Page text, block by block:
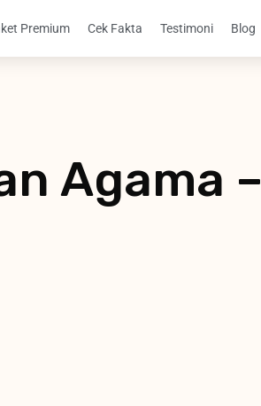
Premium Cek Fakta Testimoni Blog
Agama –